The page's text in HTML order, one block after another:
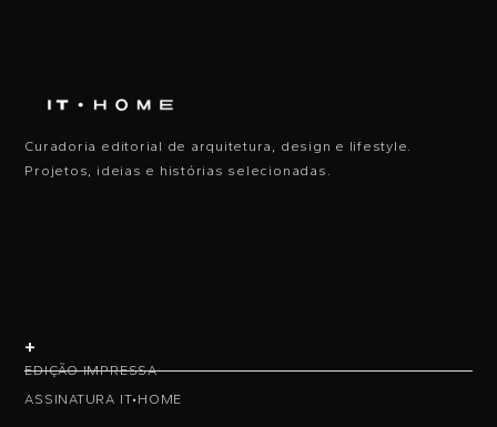
Curadoria editorial de arquitetura, design e lifestyle.
Projetos, ideias e histórias selecionadas.
+
EDIÇÃO IMPRESSA
ASSINATURA IT•HOME